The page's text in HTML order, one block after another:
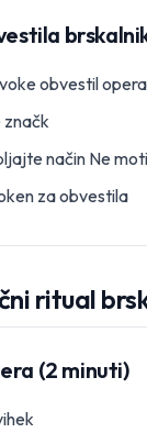
obvestil
značk
način Ne moti
za obvestila
ritual
(2 minuti)